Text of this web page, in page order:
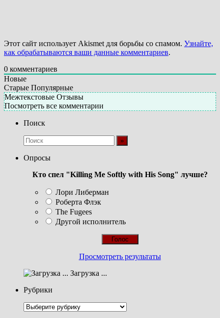
Этот сайт использует Akismet для борьбы со спамом. Узнайте,
как обрабатываются ваши данные комментариев.
0 комментариев
Новые
Старые Популярные
Межтекстовые Отзывы
Посмотреть все комментарии
Поиск
Опросы
Кто спел "Killing Me Softly with His Song" лучше?
Лори Либерман
Роберта Флэк
The Fugees
Другой исполнитель
Просмотреть результаты
Загрузка ...
Рубрики
Рубрики